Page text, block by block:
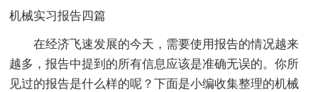
机械实习报告四篇
在经济飞速发展的今天，需要使用报告的情况越来
越多，报告中提到的所有信息应该是准确无误的。你所
见过的报告是什么样的呢？下面是小编收集整理的机械